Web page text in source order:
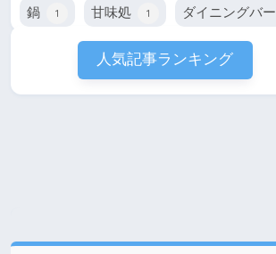
鍋 1 甘味処 1 ダイニングバー
人気記事ランキング